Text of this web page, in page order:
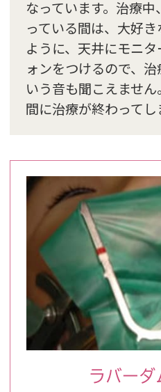
なっています。治療
っている間は、大好
ように、天井にモニ
ォンをつけるので、
いう音も聞こえませ
間に治療が終わってし
ラバーダ